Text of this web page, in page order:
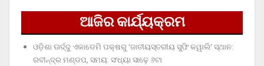
ଆଜିର କାର୍ଯ୍ୟକ୍ରମ
ଓଡ଼ିଶା ଊର୍ଦ୍ଦୁ ଏକାଡେମି ପକ୍ଷରୁ ‘ଜାତୀୟସ୍ତରୀୟ ସୁଫି କୱାଲି’ ସ୍ଥାନ:
ରବୀନ୍ଦ୍ର ମଣ୍ଡପ, ସମୟ: ସଂଧ୍ୟା ସାଢ଼େ ୬ଟା